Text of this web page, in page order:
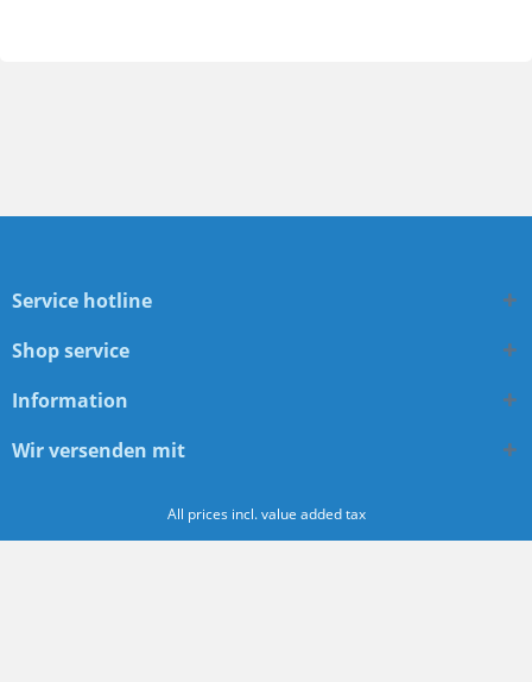
Service hotline
Shop service
Information
Wir versenden mit
All prices incl. value added tax